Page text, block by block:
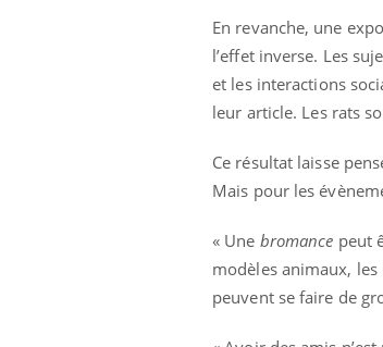
En revanche, une
l’effet inverse. Les
et les interactions
leur article. Les rats
Ce résultat laisse
Mais pour les
« Une bromance peut
modèles animaux,
peuvent se faire de